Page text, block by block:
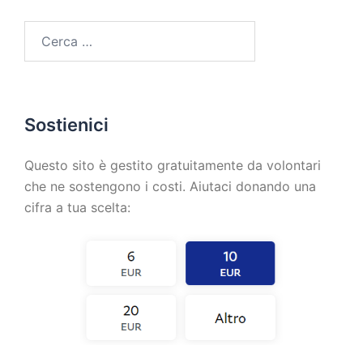
Sostienici
Questo sito è gestito gratuitamente da volontari
che ne sostengono i costi. Aiutaci donando una
cifra a tua scelta: